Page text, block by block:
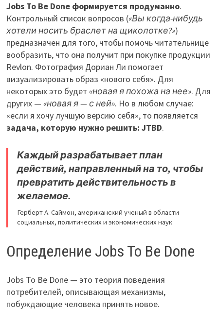
Jobs To Be Done формируется продуманно.
Контрольный список вопросов («Вы когда-нибудь
хотели носить браслет на щиколотке?»)
предназначен для того, чтобы помочь читательнице
вообразить, что она получит при покупке продукции
Revlon. Фотография Дориан Ли помогает
визуализировать образ «нового себя». Для
некоторых это будет «новая я похожа на нее». Для
других — «новая я — с ней». Но в любом случае:
«если я хочу лучшую версию себя», то появляется
задача, которую нужно решить: JTBD.
Каждый разрабатывает план
действий, направленный на то, чтобы
превратить действительность в
желаемое.
Герберт А. Саймон, американский ученый в области
социальных, политических и экономических наук
Определение Jobs To Be Done
Jobs To Be Done — это теория поведения
потребителей, описывающая механизмы,
побуждающие человека принять новое.